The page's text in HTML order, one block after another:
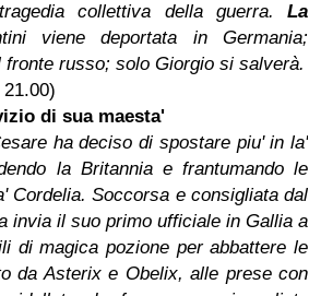
collettiva della guerra. La
viene deportata in Germania;
russo; solo Giorgio si salverà.
di sua maesta'
ha deciso di spostare piu' in la'
la Britannia e frantumando le
Cordelia. Soccorsa e consigliata dal
invia il suo primo ufficiale in Gallia a
di magica pozione per abbattere le
da Asterix e Obelix, alle prese con